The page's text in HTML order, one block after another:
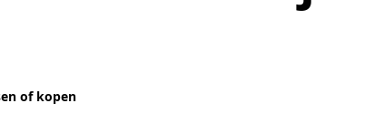
of kopen